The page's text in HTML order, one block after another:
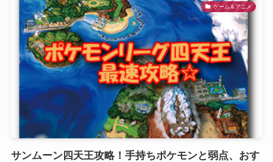
ゲーム＆アニメ
サンムーン四天王攻略！手持ちポケモンと弱点、おす